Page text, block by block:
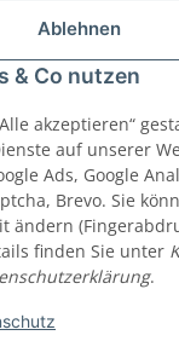
Ablehnen
& Co nutzen
akzeptieren“
auf unserer
Ads, Google
Brevo. Sie
ändern
finden Sie unter
.
|AGB|
Alpha GmbH